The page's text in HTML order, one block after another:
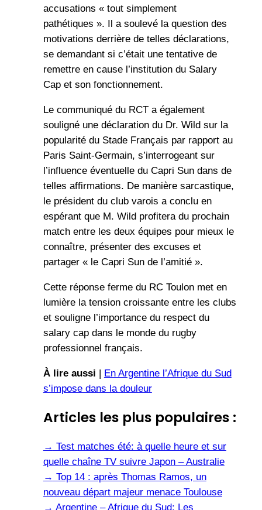
accusations « tout simplement
pathétiques ». Il a soulevé la question des
motivations derrière de telles déclarations,
se demandant si c’était une tentative de
remettre en cause l’institution du Salary
Cap et son fonctionnement.
Le communiqué du RCT a également
souligné une déclaration du Dr. Wild sur la
popularité du Stade Français par rapport au
Paris Saint-Germain, s’interrogeant sur
l’influence éventuelle du Capri Sun dans de
telles affirmations. De manière sarcastique,
le président du club varois a conclu en
espérant que M. Wild profitera du prochain
match entre les deux équipes pour mieux le
connaître, présenter des excuses et
partager « le Capri Sun de l’amitié ».
Cette réponse ferme du RC Toulon met en
lumière la tension croissante entre les clubs
et souligne l’importance du respect du
salary cap dans le monde du rugby
professionnel français.
À lire aussi | En Argentine l’Afrique du Sud
s’impose dans la douleur
Articles les plus populaires :
→ Test matches été: à quelle heure et sur
quelle chaîne TV suivre Japon – Australie
→ Top 14 : après Thomas Ramos, un
nouveau départ majeur menace Toulouse
→ Argentine – Afrique du Sud: Les